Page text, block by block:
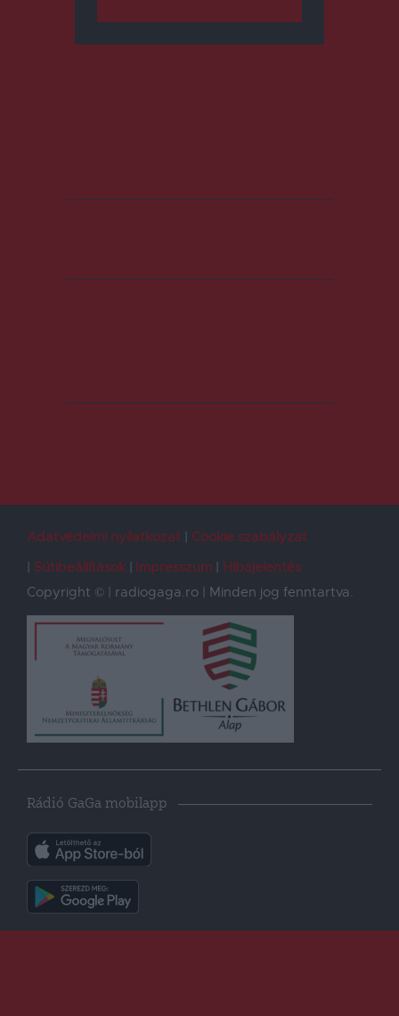
Adatvédelmi nyilatkozat
Cookie szabályzat
Sütibeállítások
Impresszum
Hibajelentés
Copyright © | radiogaga.ro | Minden jog fenntartva.
Rádió GaGa mobilapp